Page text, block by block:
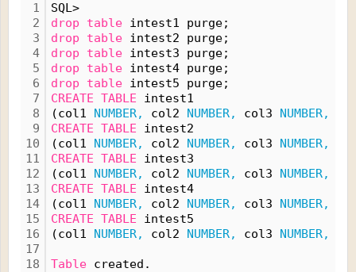
1
2
3
4
5
6
7
8
9
10
11
12
13
14
15
16
17
18
SQL>
drop
table intest1 purge;
drop
table intest2 purge;
drop
table intest3 purge;
drop
table intest4 purge;
drop
table intest5 purge;
CREATE TABLE intest1
(col1 NUMBER, col2 NUMBER, col3 NUMBER,
CREATE TABLE intest2
(col1 NUMBER, col2 NUMBER, col3 NUMBER,
CREATE TABLE intest3
(col1 NUMBER, col2 NUMBER, col3 NUMBER,
CREATE TABLE intest4
(col1 NUMBER, col2 NUMBER, col3 NUMBER,
CREATE TABLE intest5
(col1 NUMBER, col2 NUMBER, col3 NUMBER,
Table created.